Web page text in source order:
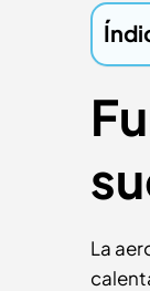
La